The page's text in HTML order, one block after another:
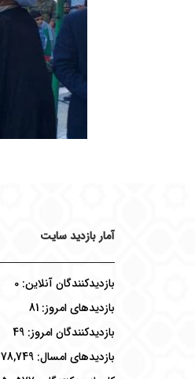
آمار بازدید سایت
بازدیدکنندگان آنلاین: 0
بازدیدهای امروز: 81
بازدیدکنندگان امروز: 49
بازدیدهای امسال: 78,749